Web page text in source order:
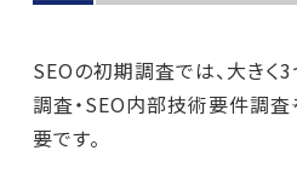
SEOの初期調査では、大きく3
調査・SEO内部技術要件調査
要です。